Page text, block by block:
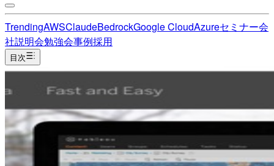
TrendingAWSClaudeBedrockGoogle CloudAzureセミナー会
社説明会勉強会事例採用
目次